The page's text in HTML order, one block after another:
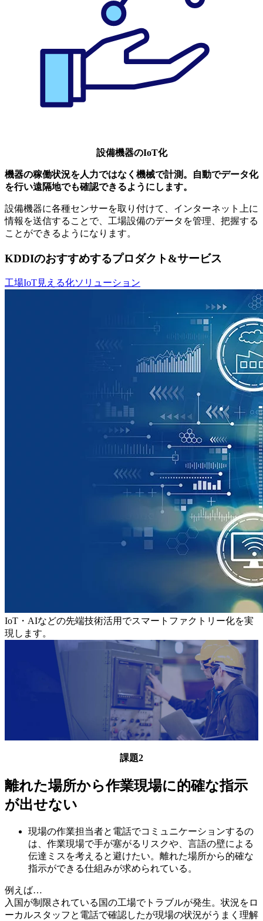
設備機器のIoT化
機器の稼働状況を人力ではなく機械で計測。自動でデータ化
を行い遠隔地でも確認できるようにします。
設備機器に各種センサーを取り付けて、インターネット上に
情報を送信することで、工場設備のデータを管理、把握する
ことができるようになります。
KDDIのおすすめするプロダクト&サービス
工場IoT見える化ソリューション
IoT・AIなどの先端技術活用でスマートファクトリー化を実
現します。
課題2
離れた場所から作業現場に的確な指⽰
が出せない
現場の作業担当者と電話でコミュニケーションするの
は、作業現場で手が塞がるリスクや、言語の壁による
伝達ミスを考えると避けたい。離れた場所から的確な
指示ができる仕組みが求められている。
例えば…
入国が制限されている国の工場でトラブルが発生。状況をロ
ーカルスタッフと電話で確認したが現場の状況がうまく理解